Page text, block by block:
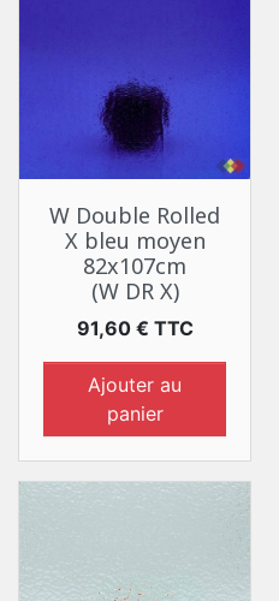
W Double Rolled
X bleu moyen
82x107cm
(W DR X)
Prix
91,60 € TTC
Ajouter au
panier